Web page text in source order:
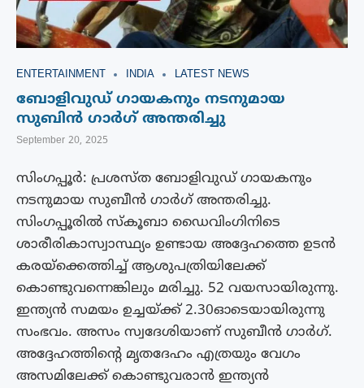
ENTERTAINMENT INDIA LATEST NEWS
ബോളിവുഡ് ഗായകനും നടനുമായ
സുബിന്‍ ഗാര്‍ഗ് അന്തരിച്ചു
September 20, 2025
സിംഗപ്പൂർ: പ്രശസ്‌ത ബോളിവുഡ് ഗായകനും
നടനുമായ സുബീൻ ഗാർഗ് അന്തരിച്ചു.
സിംഗപ്പൂരിൽ സ്കൂബാ ഡൈവിംഗിനിടെ
ശാരീരികാസ്വാസ്ഥ്യം ഉണ്ടായ അദ്ദേഹത്തെ ഉടൻ
കരയ്ക്കെത്തിച്ച് ആശുപത്രിയിലേക്ക്
കൊണ്ടുവന്നെങ്കിലും മരിച്ചു. 52 വയസായിരുന്നു.
ഇന്ത്യൻ സമയം ഉച്ചയ്ക്ക് 2.30ഓടെയായിരുന്നു
സംഭവം. അസം സ്വദേശിയാണ് സുബീൻ ഗാർഗ്.
അദ്ദേഹത്തിന്റെ മൃതദേഹം എത്രയും വേഗം
അസമിലേക്ക് കൊണ്ടുവരാൻ ഇന്ത്യൻ